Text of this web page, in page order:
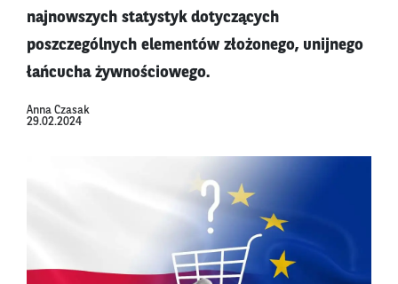
najnowszych statystyk dotyczących
poszczególnych elementów złożonego, unijnego
łańcucha żywnościowego.
Anna Czasak
29.02.2024